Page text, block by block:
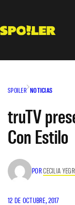
contenido
SPOILER NOTICIAS
truTV
Con Estilo
PORCECILIA
12 DE OCTUBRE, 2017